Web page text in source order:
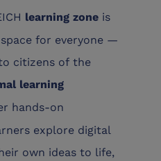
learning zone is
for everyone —
citizens of the
learning
hands-on
explore digital
own ideas to life,